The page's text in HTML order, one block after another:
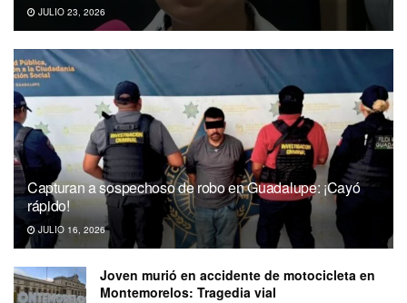
JULIO 23, 2026
Capturan a sospechoso de robo en Guadalupe: ¡Cayó
rápido!
JULIO 16, 2026
Joven murió en accidente de motocicleta en
Montemorelos: Tragedia vial